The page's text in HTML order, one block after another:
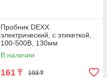
Пробник DEXX
электрический, с этикеткой,
100-500В, 130мм
В наличии
161 ₸ 193 ₸